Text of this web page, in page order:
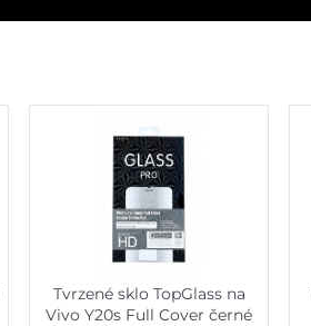
Tvrzené sklo TopGlass na
Vivo Y20s Full Cover černé